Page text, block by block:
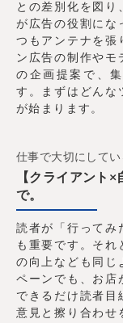
との差別化を図り
が広告の役割にな
つもアンテナを張
ン広告の制作やモ
の企画提案で、
す。まずはどんな
が始まります。
仕事で大切にしてい
【クライアント
で。
読者が「行ってみ
も重要です。それ
の向上なども同じ
ペーンでも、お店
できるだけ読者目
意見と擦り合わせ